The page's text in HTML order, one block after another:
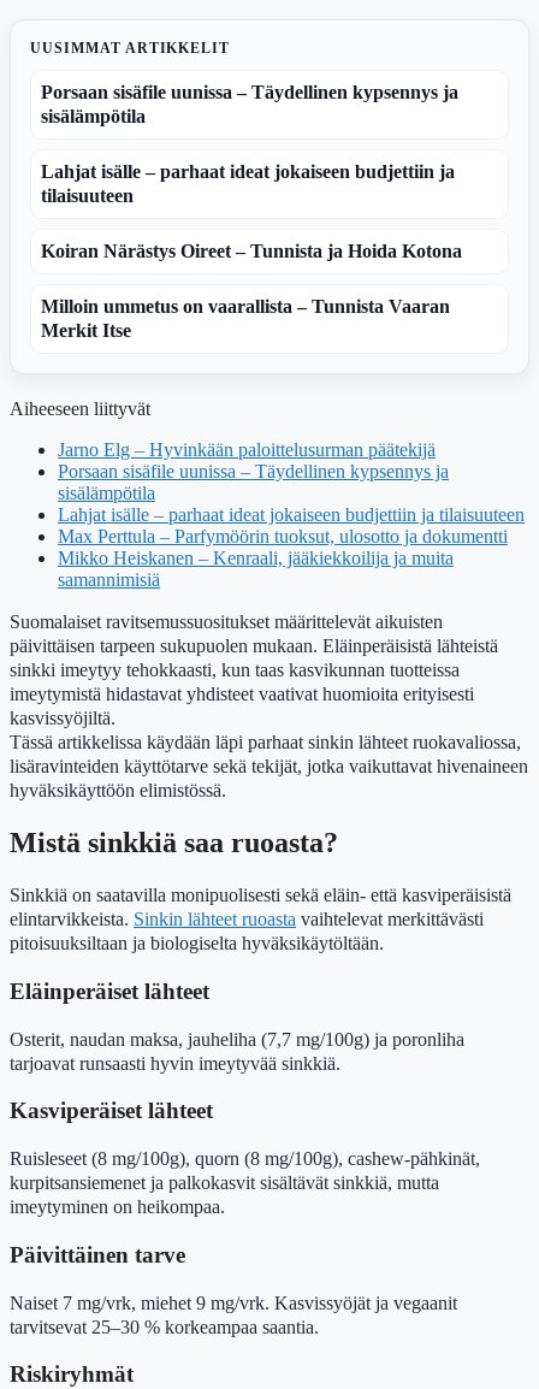
UUSIMMAT ARTIKKELIT
Porsaan sisäfile uunissa – Täydellinen kypsennys ja
sisälämpötila
Lahjat isälle – parhaat ideat jokaiseen budjettiin ja
tilaisuuteen
Koiran Närästys Oireet – Tunnista ja Hoida Kotona
Milloin ummetus on vaarallista – Tunnista Vaaran
Merkit Itse
Aiheeseen liittyvät
Jarno Elg – Hyvinkään paloittelusurman päätekijä
Porsaan sisäfile uunissa – Täydellinen kypsennys ja
sisälämpötila
Lahjat isälle – parhaat ideat jokaiseen budjettiin ja tilaisuuteen
Max Perttula – Parfymöörin tuoksut, ulosotto ja dokumentti
Mikko Heiskanen – Kenraali, jääkiekkoilija ja muita
samannimisiä
Suomalaiset ravitsemussuositukset määrittelevät aikuisten
päivittäisen tarpeen sukupuolen mukaan. Eläinperäisistä lähteistä
sinkki imeytyy tehokkaasti, kun taas kasvikunnan tuotteissa
imeytymistä hidastavat yhdisteet vaativat huomioita erityisesti
kasvissyöjiltä.
Tässä artikkelissa käydään läpi parhaat sinkin lähteet ruokavaliossa,
lisäravinteiden käyttötarve sekä tekijät, jotka vaikuttavat hivenaineen
hyväksikäyttöön elimistössä.
Mistä sinkkiä saa ruoasta?
Sinkkiä on saatavilla monipuolisesti sekä eläin- että kasviperäisistä
elintarvikkeista. Sinkin lähteet ruoasta vaihtelevat merkittävästi
pitoisuuksiltaan ja biologiselta hyväksikäytöltään.
Eläinperäiset lähteet
Osterit, naudan maksa, jauheliha (7,7 mg/100g) ja poronliha
tarjoavat runsaasti hyvin imeytyvää sinkkiä.
Kasviperäiset lähteet
Ruisleseet (8 mg/100g), quorn (8 mg/100g), cashew-pähkinät,
kurpitsansiemenet ja palkokasvit sisältävät sinkkiä, mutta
imeytyminen on heikompaa.
Päivittäinen tarve
Naiset 7 mg/vrk, miehet 9 mg/vrk. Kasvissyöjät ja vegaanit
tarvitsevat 25–30 % korkeampaa saantia.
Riskiryhmät